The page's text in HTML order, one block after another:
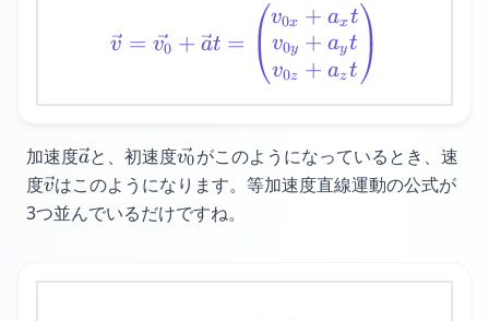
v = v0 + at =
v0x + axt
v0y + ayt
v0z + azt
加速度\vec{a}
aと、 初速度\vec{v_0}
v0がこのようになっているとき、 速
度\vec{v}
vはこのようになります。 等加速度直線運動の公式が
3つ並んでいるだけですね。